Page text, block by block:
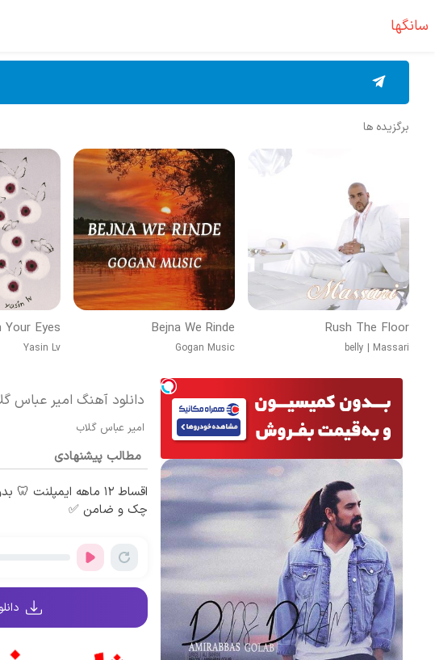
سانگها
برگزیده ها
Rush The Floor
belly | Massari
Bejna We Rinde
Gogan Music
Your Eyes
Yasin Lv
دانلود آهنگ امیر عباس
امیر عباس گلاب
مطالب پیشنهادی
اقساط ۱۲ ماهه ایمپلنت 🦷
چک و ضامن ✅